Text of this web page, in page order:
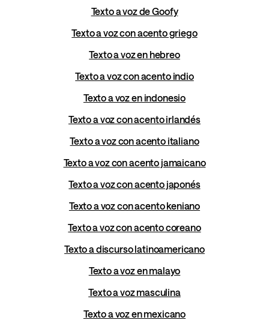
Texto a voz de Goofy
Texto a voz con acento griego
Texto a voz en hebreo
Texto a voz con acento indio
Texto a voz en indonesio
Texto a voz con acento irlandés
Texto a voz con acento italiano
Texto a voz con acento jamaicano
Texto a voz con acento japonés
Texto a voz con acento keniano
Texto a voz con acento coreano
Texto a discurso latinoamericano
Texto a voz en malayo
Texto a voz masculina
Texto a voz en mexicano